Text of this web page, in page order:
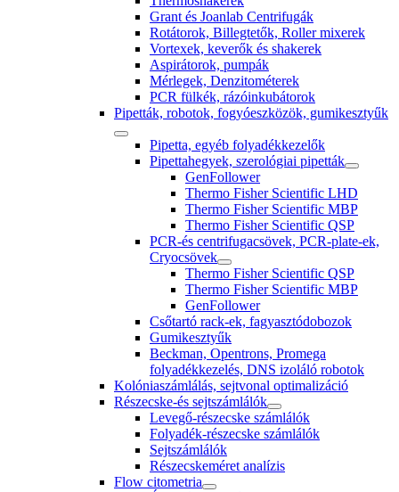
Grant és Joanlab Centrifugák
Rotátorok, Billegtetők, Roller mixerek
Vortexek, keverők és shakerek
Aspirátorok, pumpák
Mérlegek, Denzitométerek
PCR fülkék, rázóinkubátorok
Pipetták, robotok, fogyóeszközök, gumikesztyűk
Pipetta, egyéb folyadékkezelők
Pipettahegyek, szerológiai pipetták
GenFollower
Thermo Fisher Scientific LHD
Thermo Fisher Scientific MBP
Thermo Fisher Scientific QSP
PCR-és centrifugacsövek, PCR-plate-ek,
Cryocsövek
Thermo Fisher Scientific QSP
Thermo Fisher Scientific MBP
GenFollower
Csőtartó rack-ek, fagyasztódobozok
Gumikesztyűk
Beckman, Opentrons, Promega
folyadékkezelés, DNS izoláló robotok
Kolóniaszámlálás, sejtvonal optimalizáció
Részecske-és sejtszámlálók
Levegő-részecske számlálók
Folyadék-részecske számlálók
Sejtszámlálók
Részecskeméret analízis
Flow citometria